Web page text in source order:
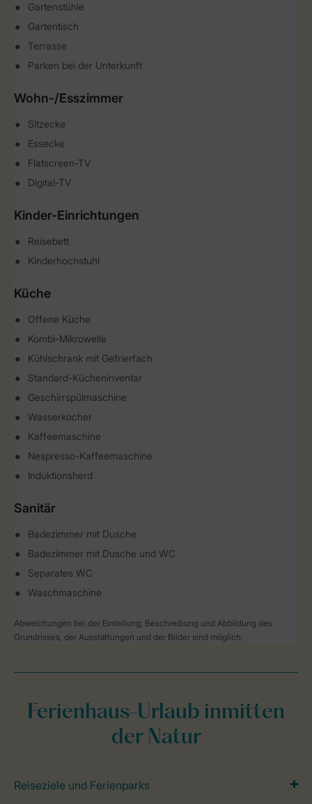
Gartenstühle
Gartentisch
Terrasse
Parken bei der Unterkunft
Wohn-/Esszimmer
Sitzecke
Essecke
Flatscreen-TV
Digital-TV
Kinder-Einrichtungen
Reisebett
Kinderhochstuhl
Küche
Offene Küche
Kombi-Mikrowelle
Kühlschrank mit Gefrierfach
Standard-Kücheninventar
Geschirrspülmaschine
Wasserkocher
Kaffeemaschine
Nespresso-Kaffeemaschine
Induktionsherd
Sanitär
Badezimmer mit Dusche
Badezimmer mit Dusche und WC
Separates WC
Waschmaschine
Abweichungen bei der Einteilung, Beschreibung und Abbildung des
Grundrisses, der Ausstattungen und der Bilder sind möglich.
Ferienhaus-Urlaub inmitten
der Natur
Reiseziele und Ferienparks